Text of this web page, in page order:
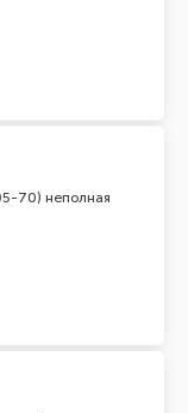
70) неполная